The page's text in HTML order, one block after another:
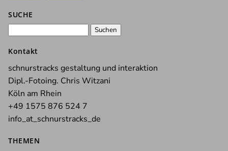
SUCHE
Kontakt
schnurstracks gestaltung und interaktion
Dipl.-Fotoing. Chris Witzani
Köln am Rhein
+49 1575 876 524 7
info_at_schnurstracks_de
THEMEN